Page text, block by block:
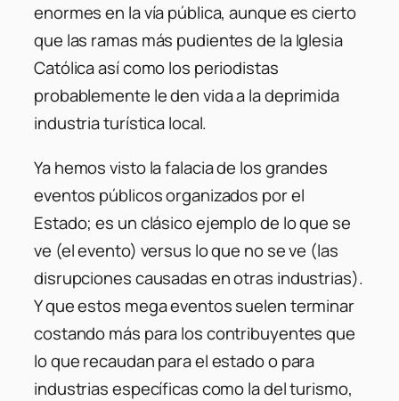
enormes en la vía pública, aunque es cierto
que las ramas más pudientes de la Iglesia
Católica así como los periodistas
probablemente le den vida a la deprimida
industria turística local.
Ya hemos visto la falacia de los grandes
eventos públicos organizados por el
Estado; es un clásico ejemplo de lo que se
ve (el evento) versus lo que no se ve (las
disrupciones causadas en otras industrias).
Y que estos mega eventos suelen terminar
costando más para los contribuyentes que
lo que recaudan para el estado o para
industrias específicas como la del turismo,